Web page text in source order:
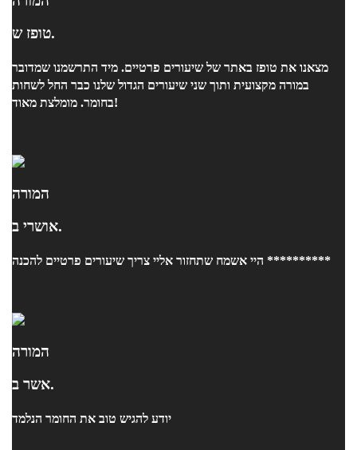
טופז ש.
מצאנו את טופז באתר של שיעורים פרטיים. מיד התרשמנו שמדובר
במורה מקצועית ותוך שני שיעורים הגדול שלנו כבר החל לשחות
בחומר. מומלצת מאוד!
המורה
אושרי ב.
היי אשמח שתחזור אליי צריך שיעורים פרטיים להכנה **********
המורה
אשר ב.
יודע להגיש טוב את החומר הנלמד